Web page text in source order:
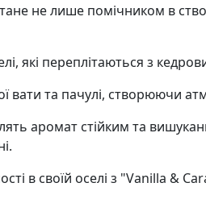
не лише помічником в
які переплітаються з
та пачулі, створюючи
аромат стійким та
в своїй оселі з "Vanilla &